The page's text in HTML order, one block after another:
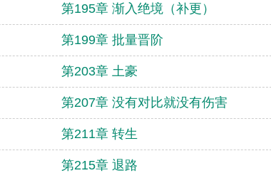
第195章 渐入绝境（补更）
第199章 批量晋阶
第203章 土豪
第207章 没有对比就没有伤害
第211章 转生
第215章 退路